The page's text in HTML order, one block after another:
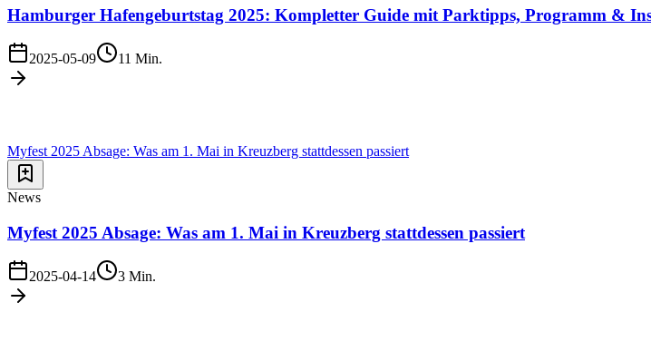
Hamburger Hafengeburtstag 2025: Kompletter Guide mit Parktipps, Programm &
2025-05-09 11 Min.
Myfest 2025 Absage: Was am 1. Mai in Kreuzberg stattdessen passiert
News
Myfest 2025 Absage: Was am 1. Mai in Kreuzberg stattdessen passiert
2025-04-14 3 Min.